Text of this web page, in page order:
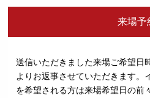
来場予
送信いただきました来場ご希望日
よりお返事させていただきます。
を希望される方は来場希望日の前